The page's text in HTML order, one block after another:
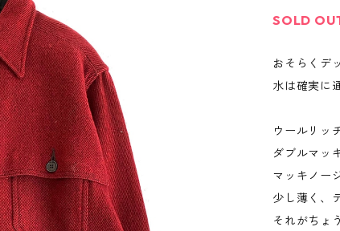
SOLD
おそらくデ
水は確実に
ウールリッ
ダブルマッ
マッキノー
少し薄く、
それがちょ